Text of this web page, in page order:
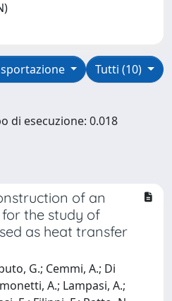
Tutti (10)
di esecuzione: 0.018
of an
the study of
as heat transfer
G.; Cemmi, A.; Di
A.; Lampasi, A.;